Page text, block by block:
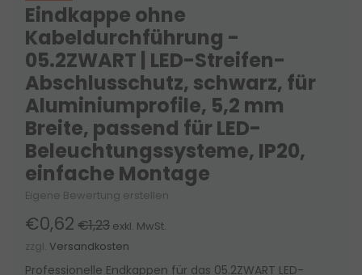
Eindkappe ohne
Kabeldurchführung -
05.2ZWART | LED-Streifen-
Abschlusschutz, schwarz, für
Aluminiumprofile, 5,2 mm
Breite, passend für LED-
Beleuchtungssysteme, IP20,
einfache Montage
Eigene Bewertung erstellen
€0,62 €1,23 exkl. MwSt.
zzgl. Versandkosten
Professionelle Endkappen für das 05.2ZWART LED-